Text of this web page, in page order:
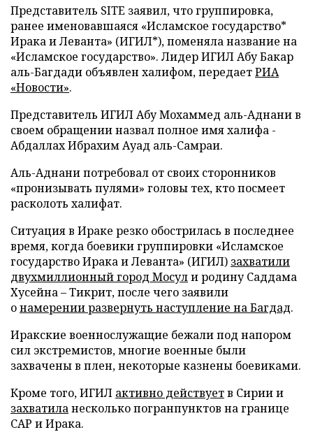
Представитель SITE заявил, что группировка,
ранее именовавшаяся «Исламское государство*
Ирака и Леванта» (ИГИЛ*), поменяла название на
«Исламское государство». Лидер ИГИЛ Абу Бакар
аль-Багдади объявлен халифом,передаетРИА
«Новости».
Представитель ИГИЛ Абу Мохаммед аль-Аднани в
своем обращении назвал полное имя халифа -
Абдаллах Ибрахим Ауад аль-Самраи.
Аль-Аднани потребовал от своих сторонников
«пронизывать пулями» головы тех, кто посмеет
расколоть халифат.
Ситуация в Ираке резко обострилась в последнее
время, когда боевики группировки «Исламское
государство Ирака и Леванта» (ИГИЛ) захватили
двухмиллионный город Мосули родину Саддама
Хусейна – Тикрит, после чего заявили
онамерении развернуть наступление на Багдад.
Иракские военнослужащие бежали под напором
сил экстремистов, многие военные были
захвачены в плен, некоторые казнены боевиками.
Кроме того, ИГИЛ активно действуетв Сирии и
захватиланесколько погранпунктов на границе
САР и Ирака.